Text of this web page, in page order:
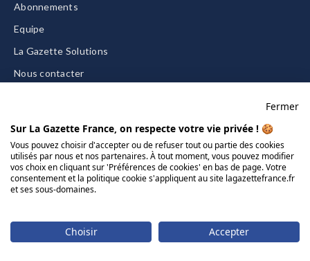
Abonnements
Equipe
La Gazette Solutions
Nous contacter
Mentions légales
CGU/CGV
Données personnelles
Gérer vos cookies
Fermer
Sur La Gazette France, on respecte votre vie privée ! 🍪
Vous pouvez choisir d'accepter ou de refuser tout ou partie des cookies
utilisés par nous et nos partenaires. À tout moment, vous pouvez modifier
vos choix en cliquant sur 'Préférences de cookies' en bas de page. Votre
consentement et la politique cookie s'appliquent au site lagazettefrance.fr
et ses sous-domaines.
Choisir Accepter